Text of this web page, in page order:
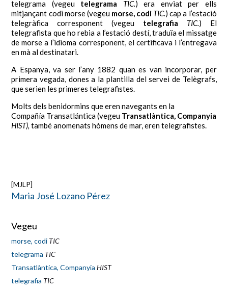
telegrama (vegeu telegrama TIC.) era enviat per ells
mitjançant codi morse (vegeu morse, codi TIC.) cap a l’estació
telegràfica corresponent (vegeu telegrafia TIC.) El
telegrafista que ho rebia a l’estació destí, traduïa el missatge
de morse a l’idioma corresponent, el certificava i l’entregava
en mà al destinatari.
A Espanya, va ser l’any 1882 quan es van incorporar, per
primera vegada, dones a la plantilla del servei de Telègrafs,
que serien les primeres telegrafistes.
Molts dels benidormins que eren navegants en la
Compañía Transatlántica (vegeu Transatlàntica, Companyia
HIST), també anomenats hòmens de mar, eren telegrafistes.
[MJLP]
Maria José Lozano Pérez
Vegeu
morse, codi TIC
telegrama TIC
Transatlàntica, Companyia HIST
telegrafia TIC